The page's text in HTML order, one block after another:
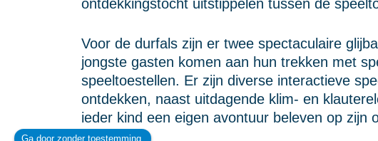
ontdekkingstocht uitstippelen tussen de
Voor de durfals zijn er twee spectaculaire
jongste gasten komen aan hun trekken met
speeltoestellen. Er zijn diverse interactieve
ontdekken, naast uitdagende klim- en
ieder kind een eigen avontuur beleven op zijn